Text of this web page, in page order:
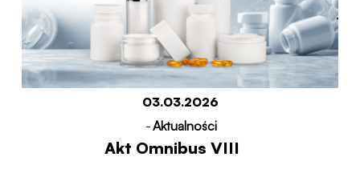
03.03.2026
-Aktualności
Akt Omnibus VIII